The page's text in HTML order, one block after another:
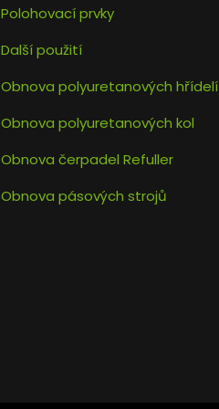
Polohovací prvky
Další použití
Obnova polyuretanových hřídelí
Obnova polyuretanových kol
Obnova čerpadel Refuller
Obnova pásových strojů